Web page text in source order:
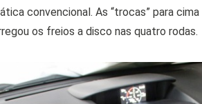
convencional. As “trocas” para
os freios a disco nas quatro rodas.